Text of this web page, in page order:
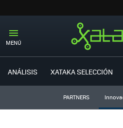
MENÚ
ANÁLISIS XATAKA SELECCIÓN
PARTNERS